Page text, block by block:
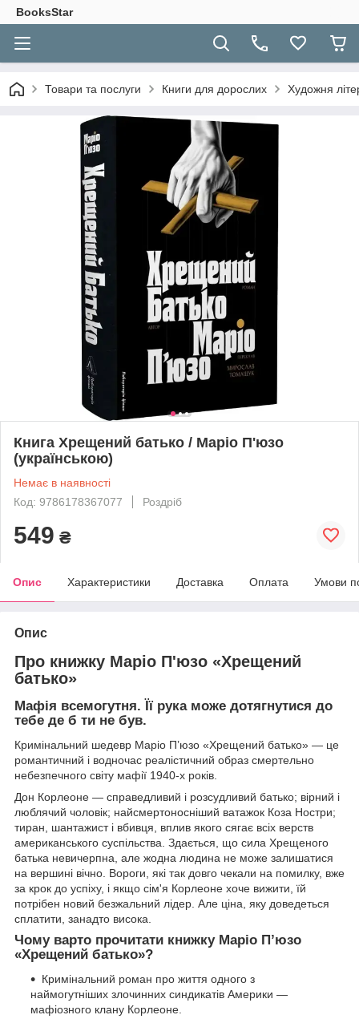
BooksStar
Товари та послуги Книги для дорослих Художня
Книга Хрещений батько / Маріо П'юзо
(українською)
Немає в наявності
Код: 9786178367077
Роздріб
549 ₴
Опис Характеристики Доставка Оплата Умови
Опис
Про книжку Маріо П'юзо «Хрещений
батько»
Мафія всемогутня. Її рука може дотягнутися до
тебе де б ти не був.
Кримінальний шедевр Маріо П’юзо «Хрещений батько» — це
романтичний і водночас реалістичний образ смертельно
небезпечного світу мафії 1940-х років.
Дон Корлеоне — справедливий і розсудливий батько; вірний і
люблячий чоловік; найсмертоносніший ватажок Коза Ностри;
тиран, шантажист і вбивця, вплив якого сягає всіх верств
американського суспільства. Здається, що сила Хрещеного
батька невичерпна, але жодна людина не може залишатися
на вершині вічно. Вороги, які так довго чекали на помилку, вже
за крок до успіху, і якщо сім'я Корлеоне хоче вижити, їй
потрібен новий безжальний лідер. Але ціна, яку доведеться
сплатити, занадто висока.
Чому варто прочитати книжку Маріо П’юзо
«Хрещений батько»?
Кримінальний роман про життя одного з
наймогутніших злочинних синдикатів Америки —
мафіозного клану Корлеоне.